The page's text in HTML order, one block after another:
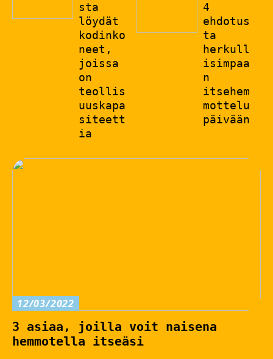
sta
löydät
kodinko
neet,
joissa
on
teollis
uuskapa
siteett
ia
4
ehdotus
ta
herkull
isimpaa
n
itsehem
mottelu
päivään
12/03/2022
3 asiaa, joilla voit naisena
hemmotella itseäsi